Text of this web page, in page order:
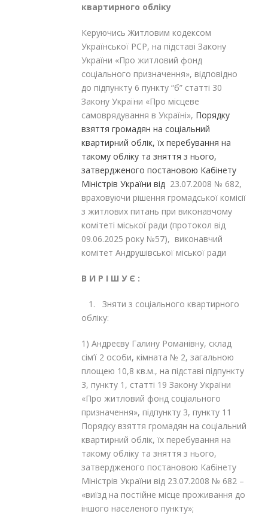
квартирного обліку
Керуючись Житловим кодексом
Української РСР, на підставі Закону
України «Про житловий фонд
соціального призначення», відповідно
до підпункту 6 пункту “б” статті 30
Закону України «Про місцеве
самоврядування в Україні», Порядку
взяття громадян на соціальний
квартирний облік, їх перебування на
такому обліку та зняття з нього,
затвердженого постановою Кабінету
Міністрів України від 23.07.2008 № 682,
враховуючи рішення громадської комісії
з житлових питань при виконавчому
комітеті міської ради (протокол від
09.06.2025 року №57), виконавчий
комітет Андрушівської міської ради
В И Р І Ш У Є :
1. Зняти з соціального квартирного
обліку:
1) Андреєву Галину Романівну, склад
сім’ї 2 особи, кімната № 2, загальною
площею 10,8 кв.м., на підставі підпункту
3, пункту 1, статті 19 Закону України
«Про житловий фонд соціального
призначення», підпункту 3, пункту 11
Порядку взяття громадян на соціальний
квартирний облік, їх перебування на
такому обліку та зняття з нього,
затвердженого постановою Кабінету
Міністрів України від 23.07.2008 № 682 –
«виїзд на постійне місце проживання до
іншого населеного пункту»;